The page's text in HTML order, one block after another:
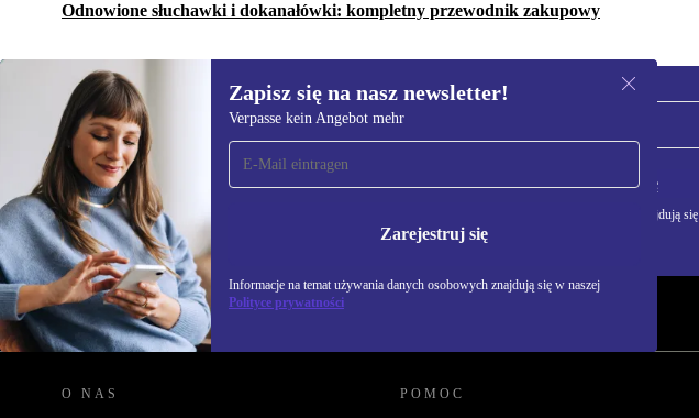
Odnowione słuchawki i dokanałówki: kompletny przewodnik zakupowy
Zapisz się na nasz newsletter!
Verpasse kein Angebot mehr
Zarejestruj się
Informacje na temat używania danych osobowych znajdują się w naszej
Polityce prywatności
Zapisz się na nasz
newsletter!
Nie przegap żadnej oferty.
Zarejestruj się
Informacje na temat używania danych osobowych znajdują
Polityce prywatności
REFURBED POLSKA - RETHINK NEW.
O NAS POMOC